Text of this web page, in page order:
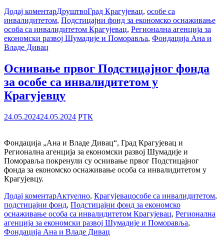
Додај коментарДруштвоГрад Крагујевац, особе са
инвалидитетом, Подстицајни фонд за економско оснаживање
особа са инвалидитетом Крагујевац, Регионална агенција за
економски развој Шумадије и Поморавља, Фондација Ана и
Владе Дивац
Оснивање првог Подстицајног фонда
за особе са инвалидитетом у
Крагујевцу
24.05.202424.05.2024 РТК
Фондација „Ана и Владе Дивац“, Град Крагујевац и
Регионална агенција за економски развој Шумадије и
Поморавља покренули су оснивање првог Подстицајног
фонда за економско оснаживање особа са инвалидитетом у
Крагујевцу.
Додај коментарАктуелно, Крагујевацособе са инвалидитетом,
подстицајни фонд, Подстицајни фонд за економско
оснаживање особа са инвалидитетом Крагујевац, Регионална
агенција за економски развој Шумадије и Поморавља,
Фондација Ана и Владе Дивац